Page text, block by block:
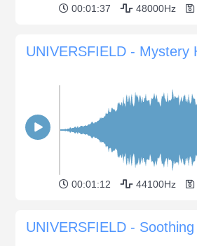
00:01:37 48000Hz
UNIVERSFIELD - Mystery
00:01:12 44100Hz
UNIVERSFIELD -